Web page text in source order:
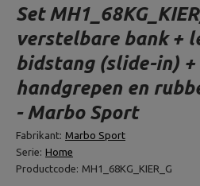
Set
verstelbare bank +
bidstang (slide-in) +
handgrepen en
- Marbo Sport
Fabrikant: Marbo Sport
Serie: Home
Productcode: MH1_68KG_KIER_G